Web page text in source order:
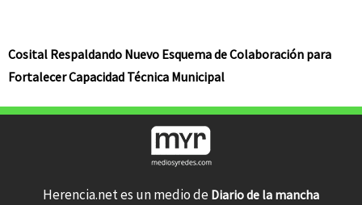
Cosital Respaldando Nuevo Esquema de Colaboración para
Fortalecer Capacidad Técnica Municipal
Herencia.net es un medio de Diario de la mancha